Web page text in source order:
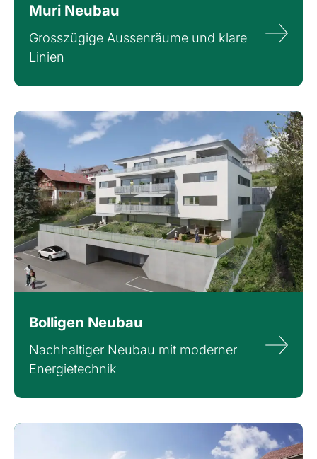
Muri Neubau
Grosszügige Aussenräume und klare
Linien
Bolligen Neubau
Nachhaltiger Neubau mit moderner
Energietechnik